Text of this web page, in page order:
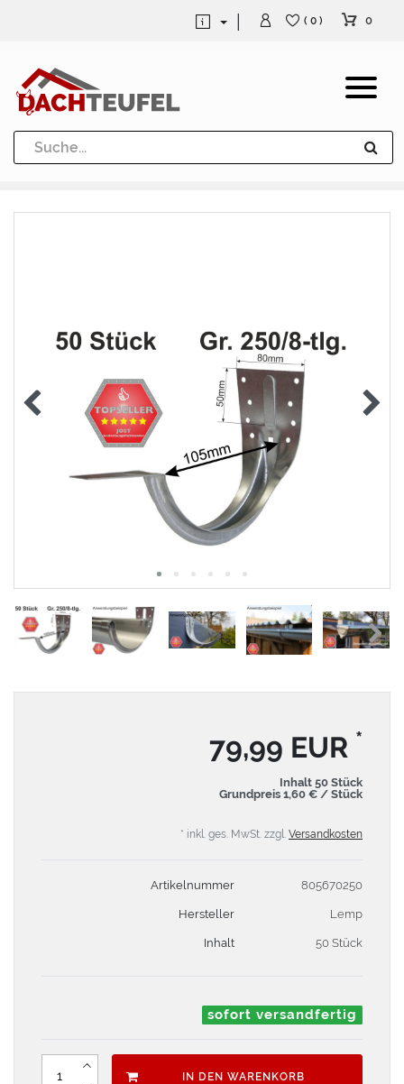
Dachrinne und Fallrohre
Werkzeuge und Löttechnik
( 0 ) 0
79,99 EUR *
Inhalt 50 Stück
Grundpreis 1,60 € / Stück
* inkl. ges. MwSt. zzgl. Versandkosten
Artikelnummer 805670250
Hersteller Lemp
Inhalt 50 Stück
sofort versandfertig
IN DEN WARENKORB